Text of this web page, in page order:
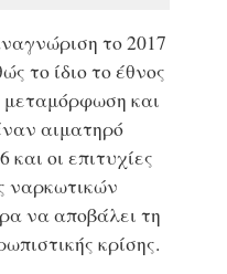
το 2017
το ίδιο το έθνος
μεταμόρφωση και
αιματηρό
οι επιτυχίες
ναρκωτικών
να αποβάλει τη
κρίσης.